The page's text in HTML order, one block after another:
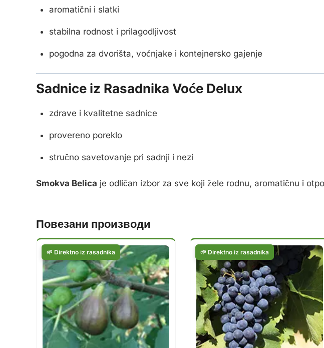
aromatični i slatki
stabilna rodnost i prilagodljivost
pogodna za dvorišta, voćnjake i kontejnersko gajenje
Sadnice iz Rasadnika Voće Delux
zdrave i kvalitetne sadnice
provereno poreklo
stručno savetovanje pri sadnji i nezi
Smokva Belica je odličan izbor za sve koji žele rodnu, aromatičnu i
Повезани производи